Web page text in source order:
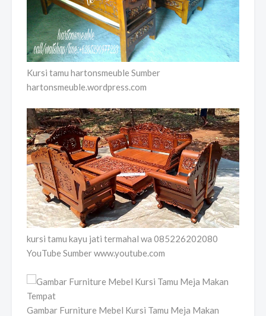
Kursi tamu hartonsmeuble Sumber
hartonsmeuble.wordpress.com
kursi tamu kayu jati termahal wa 085226202080
YouTube Sumber www.youtube.com
Gambar Furniture Mebel Kursi Tamu Meja Makan